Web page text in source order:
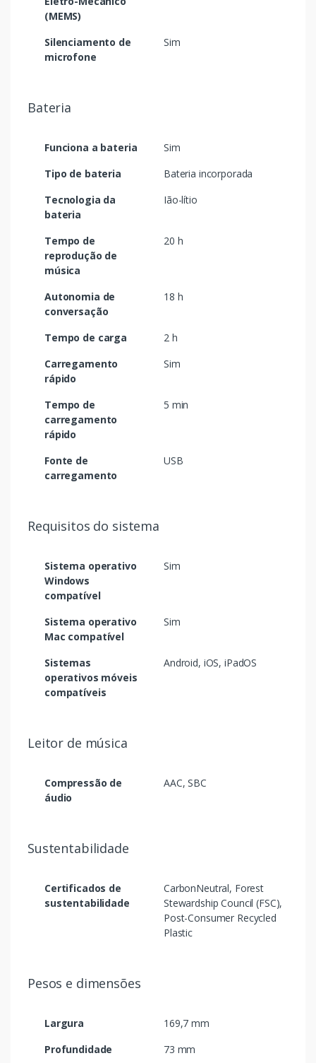
(MEMS)
Silenciamento de
microfone
Sim
Bateria
Funciona a bateria
Sim
Tipo de bateria
Bateria incorporada
Tecnologia da
bateria
Ião-lítio
Tempo de
reprodução de
música
20 h
Autonomia de
conversação
18 h
Tempo de carga
2 h
Carregamento
rápido
Sim
Tempo de
carregamento
rápido
5 min
Fonte de
carregamento
USB
Requisitos do sistema
Sistema operativo
Windows
compatível
Sim
Sistema operativo
Mac compatível
Sim
Sistemas
operativos móveis
compatíveis
Android, iOS, iPadOS
Leitor de música
Compressão de
áudio
AAC, SBC
Sustentabilidade
Certificados de
sustentabilidade
CarbonNeutral, Forest
Stewardship Council (FSC),
Post-Consumer Recycled
Plastic
Pesos e dimensões
Largura
169,7 mm
Profundidade
73 mm